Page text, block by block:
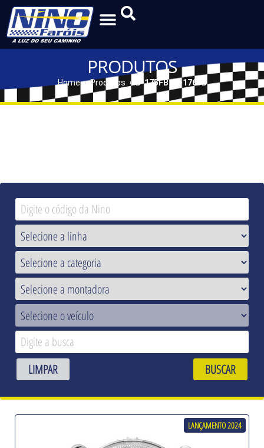
PRODUTOS
Home Produtos B-175FB | B-176FB
LIMPAR BUSCAR
LANÇAMENTO 2024